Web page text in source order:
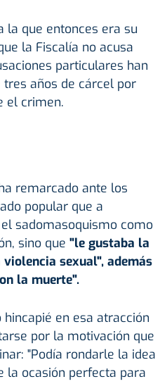
la que entonces era su
la Fiscalía no acusa
particulares han
años de cárcel por
el crimen.
remarcado ante los
popular que a
sadomasoquismo como
sino que "le gustaba la
sexual", además
la muerte".
en esa atracción
por la motivación que
"Podía rondarle la idea
la ocasión perfecta para